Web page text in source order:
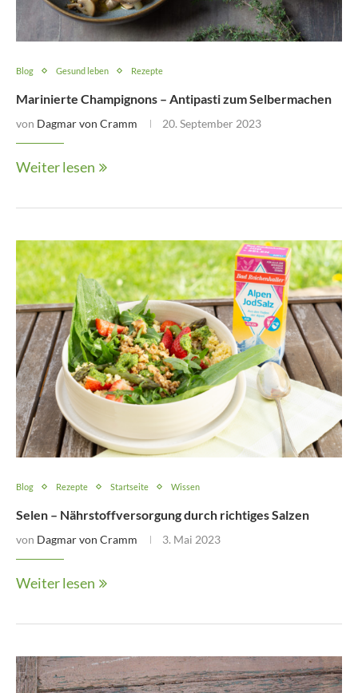
Blog Gesund leben Rezepte
Marinierte Champignons – Antipasti zum Selbermachen
von Dagmar von Cramm 20. September 2023
Weiter lesen
Blog Rezepte Startseite Wissen
Selen – Nährstoffversorgung durch richtiges Salzen
von Dagmar von Cramm 3. Mai 2023
Weiter lesen